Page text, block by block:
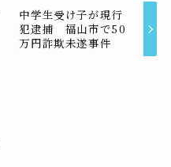
中学生受け子が現行
犯逮捕 福山市で50
万円詐欺未遂事件